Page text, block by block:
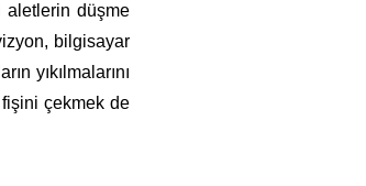
aletlerin düşme
bilgisayar
yıkılmalarını
çekmek de